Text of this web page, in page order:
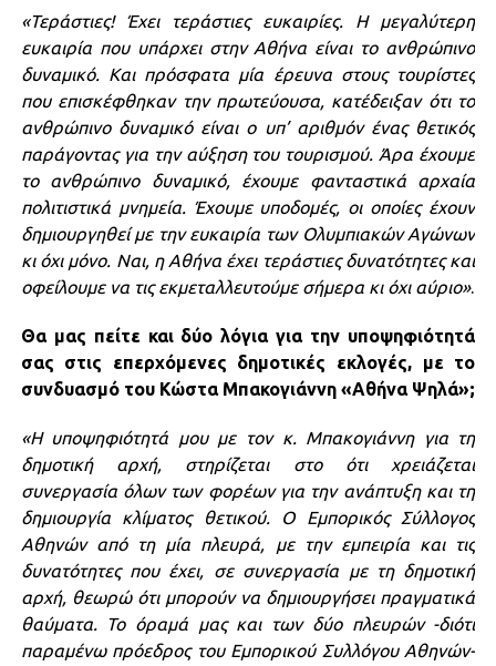
«Τεράστιες! Έχει τεράστιες ευκαιρίες. Η μεγαλύτερη
ευκαιρία που υπάρχει στην Αθήνα είναι το ανθρώπινο
δυναμικό. Και πρόσφατα μία έρευνα στους τουρίστες
που επισκέφθηκαν την πρωτεύουσα, κατέδειξαν ότι το
ανθρώπινο δυναμικό είναι ο υπ’ αριθμόν ένας θετικός
παράγοντας για την αύξηση του τουρισμού. Άρα έχουμε
το ανθρώπινο δυναμικό, έχουμε φανταστικά αρχαία
πολιτιστικά μνημεία. Έχουμε υποδομές, οι οποίες έχουν
δημιουργηθεί με την ευκαιρία των Ολυμπιακών Αγώνων
κι όχι μόνο. Ναι, η Αθήνα έχει τεράστιες δυνατότητες και
οφείλουμε να τις εκμεταλλευτούμε σήμερα κι όχι αύριο».
Θα μας πείτε και δύο λόγια για την υποψηφιότητά
σας στις επερχόμενες δημοτικές εκλογές, με το
συνδυασμό του Κώστα Μπακογιάννη «Αθήνα Ψηλά»;
«Η υποψηφιότητά μου με τον κ. Μπακογιάννη για τη
δημοτική αρχή, στηρίζεται στο ότι χρειάζεται
συνεργασία όλων των φορέων για την ανάπτυξη και τη
δημιουργία κλίματος θετικού. Ο Εμπορικός Σύλλογος
Αθηνών από τη μία πλευρά, με την εμπειρία και τις
δυνατότητες που έχει, σε συνεργασία με τη δημοτική
αρχή, θεωρώ ότι μπορούν να δημιουργήσει πραγματικά
θαύματα. Το όραμά μας και των δύο πλευρών -διότι
παραμένω πρόεδρος του Εμπορικού Συλλόγου Αθηνών-